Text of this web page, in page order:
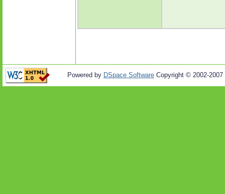
Powered by DSpace Software Copyright © 2002-2007